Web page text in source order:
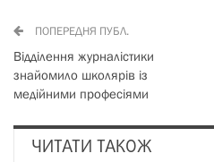
ПОПЕРЕДНЯ ПУБЛ.
Відділення журналістики
знайомило школярів із
медійними професіями
ЧИТАТИ ТАКОЖ